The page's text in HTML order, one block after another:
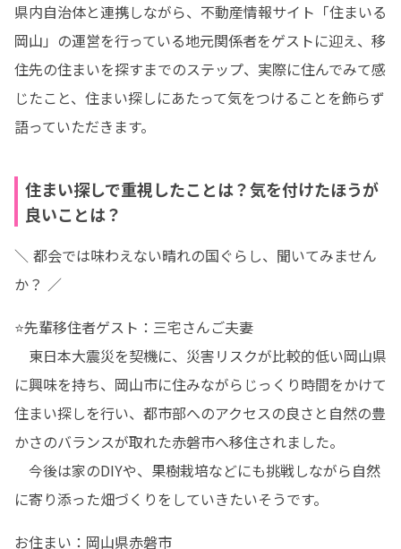
県内自治体と連携しながら、不動産情報サイト「住まいる
岡山」の運営を行っている地元関係者をゲストに迎え、移
住先の住まいを探すまでのステップ、実際に住んでみて感
じたこと、住まい探しにあたって気をつけることを飾らず
語っていただきます。
住まい探しで重視したことは？気を付けたほうが
良いことは？
＼ 都会では味わえない晴れの国ぐらし、聞いてみません
か？ ／
⭐先輩移住者ゲスト：三宅さんご夫妻
東日本大震災を契機に、災害リスクが比較的低い岡山県
に興味を持ち、岡山市に住みながらじっくり時間をかけて
住まい探しを行い、都市部へのアクセスの良さと自然の豊
かさのバランスが取れた赤磐市へ移住されました。
今後は家のDIYや、果樹栽培などにも挑戦しながら自然
に寄り添った畑づくりをしていきたいそうです。
お住まい：岡山県赤磐市